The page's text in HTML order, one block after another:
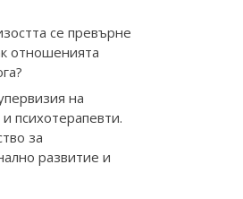
се превърне
отношенията
на
психотерапевти.
за
развитие и